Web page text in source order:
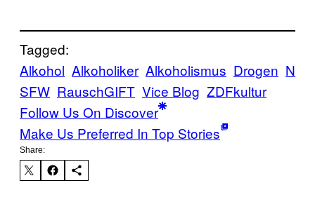
Tagged:
Alkohol Alkoholiker Alkoholismus Drogen N
SFW RauschGIFT Vice Blog ZDFkultur
Follow Us On Discover
Make Us Preferred In Top Stories
Share: